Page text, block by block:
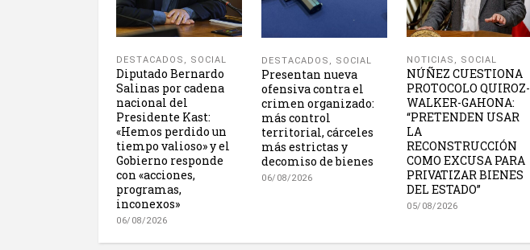
DESTACADOS , SOCIAL
Diputado Bernardo
Salinas por cadena
nacional del
Presidente Kast:
«Hemos perdido un
tiempo valioso» y el
Gobierno responde
con «acciones,
programas,
inconexos»
06/08/2026
DESTACADOS , SOCIAL
Presentan nueva
ofensiva contra el
crimen organizado:
más control
territorial, cárceles
más estrictas y
decomiso de bienes
06/08/2026
NOTICIAS , SOCIAL
NÚÑEZ CUESTIONA
PROTOCOLO QUIROZ-
WALKER-GAHONA:
“PRETENDEN USAR
LA
RECONSTRUCCIÓN
COMO EXCUSA PARA
PRIVATIZAR BIENES
DEL ESTADO”
05/08/2026